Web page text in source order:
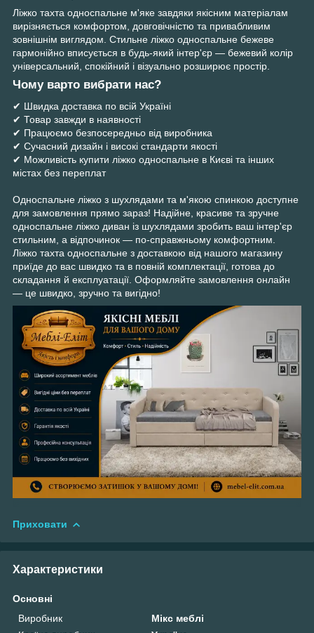
Ліжко тахта односпальне м'яке завдяки якісним матеріалам
вирізняється комфортом, довговічністю та привабливим
зовнішнім виглядом. Стильне ліжко односпальне бежеве
гармонійно вписується в будь-який інтер'єр — бежевий колір
універсальний, спокійний і візуально розширює простір.
Чому варто вибрати нас?
✔ Швидка доставка по всій Україні
✔ Товар завжди в наявності
✔ Працюємо безпосередньо від виробника
✔ Сучасний дизайн і високі стандарти якості
✔ Можливість купити ліжко односпальне в Києві та інших
містах без переплат
Односпальне ліжко з шухлядами та м'якою спинкою доступне
для замовлення прямо зараз! Надійне, красиве та зручне
односпальне ліжко диван із шухлядами зробить ваш інтер'єр
стильним, а відпочинок — по-справжньому комфортним.
Ліжко тахта односпальне з доставкою від нашого магазину
приїде до вас швидко та в повній комплектації, готова до
складання й експлуатації. Оформляйте замовлення онлайн
— це швидко, зручно та вигідно!
Приховати
Характеристики
Основні
Виробник
Мікс меблі